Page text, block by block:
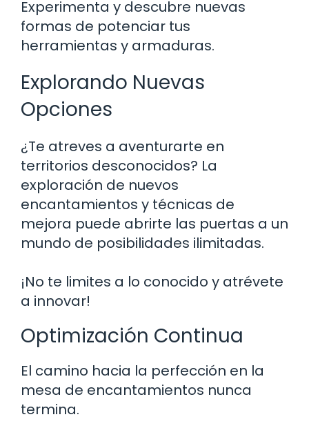
Experimenta y descubre nuevas
formas de potenciar tus
herramientas y armaduras.
Explorando Nuevas
Opciones
¿Te atreves a aventurarte en
territorios desconocidos? La
exploración de nuevos
encantamientos y técnicas de
mejora puede abrirte las puertas a un
mundo de posibilidades ilimitadas.
¡No te limites a lo conocido y atrévete
a innovar!
Optimización Continua
El camino hacia la perfección en la
mesa de encantamientos nunca
termina.